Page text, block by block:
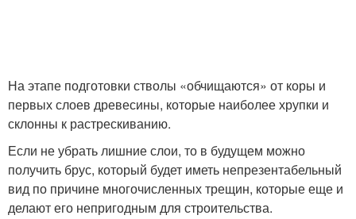
На этапе подготовки стволы «обчищаются» от коры и
первых слоев древесины, которые наиболее хрупки и
склонны к растрескиванию.
Если не убрать лишние слои, то в будущем можно
получить брус, который будет иметь непрезентабельный
вид по причине многочисленных трещин, которые еще и
делают его непригодным для строительства.